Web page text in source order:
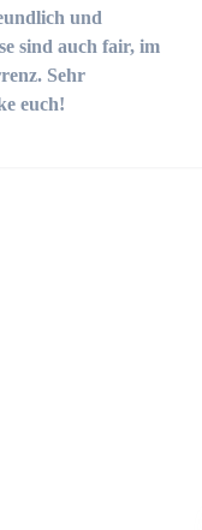
und
sind auch fair, im
Sehr
euch!